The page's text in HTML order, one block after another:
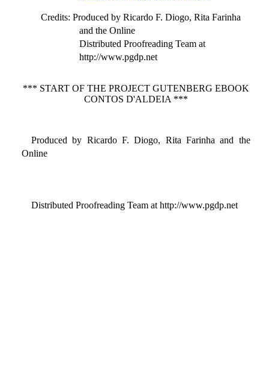
Credits: Produced by Ricardo F. Diogo, Rita Farinha
and the Online
Distributed Proofreading Team at
http://www.pgdp.net
*** START OF THE PROJECT GUTENBERG EBOOK
CONTOS D'ALDEIA ***
Produced by Ricardo F. Diogo, Rita Farinha and the
Online
Distributed Proofreading Team at http://www.pgdp.net